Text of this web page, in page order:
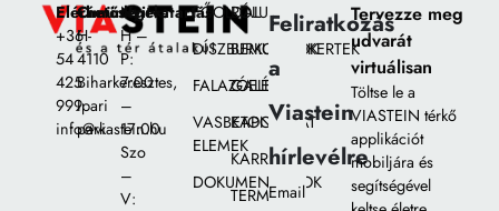
Elérhetőségek:
+36
54
425
999
info@viastein.hu
Címünk:
H-
4110
Biharkeresztes,
Ipari
park
Nyitvatartás
H –
P:
7:00
–
17:00
Szo
–
V:
FŐOLDAL
DÍSZBURKOLATOK
FALAZÓELEMEK
VASBETON
ELEMEK
DOKUMENTUMOK
RÓLUNK
BEMUTATÓKERTEK
GALÉRIA
KAPCSOLAT
KARRIER
TERMÉK
Feliratkozás
a
Viastein
hírlevélre
Email
Tervezze meg
udvarát
virtuálisan
Töltse le a
VIASTEIN térkő
applikációt
mobiljára és
segítségével